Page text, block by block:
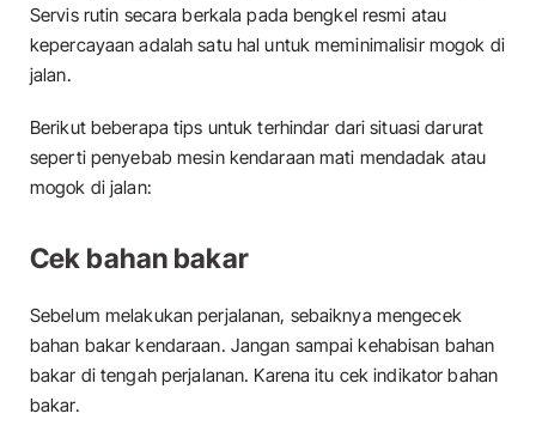
Servis rutin secara berkala pada bengkel resmi atau
kepercayaan adalah satu hal untuk meminimalisir mogok di
jalan.
Berikut beberapa tips untuk terhindar dari situasi darurat
seperti penyebab mesin kendaraan mati mendadak atau
mogok di jalan:
Cek bahan bakar
Sebelum melakukan perjalanan, sebaiknya mengecek
bahan bakar kendaraan. Jangan sampai kehabisan bahan
bakar di tengah perjalanan. Karena itu cek indikator bahan
bakar.